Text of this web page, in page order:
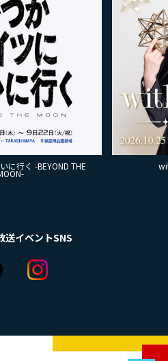
with MAMO～STAR～
送イベントSNS